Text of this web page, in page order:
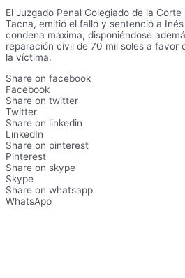
El Juzgado Penal Colegiado de la
Tacna, emitió el falló y sentenció a
condena máxima, disponiéndose
reparación civil de 70 mil soles a favor
la víctima.
Share on facebook
Facebook
Share on twitter
Twitter
Share on linkedin
LinkedIn
Share on pinterest
Pinterest
Share on skype
Skype
Share on whatsapp
WhatsApp